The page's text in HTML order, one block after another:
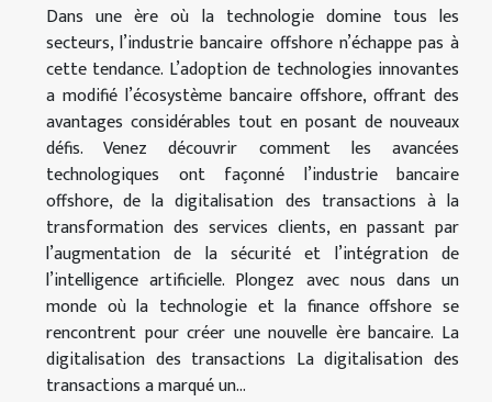
Dans une ère où la technologie domine tous les
secteurs, l’industrie bancaire offshore n’échappe pas à
cette tendance. L’adoption de technologies innovantes
a modifié l’écosystème bancaire offshore, offrant des
avantages considérables tout en posant de nouveaux
défis. Venez découvrir comment les avancées
technologiques ont façonné l’industrie bancaire
offshore, de la digitalisation des transactions à la
transformation des services clients, en passant par
l’augmentation de la sécurité et l’intégration de
l’intelligence artificielle. Plongez avec nous dans un
monde où la technologie et la finance offshore se
rencontrent pour créer une nouvelle ère bancaire. La
digitalisation des transactions La digitalisation des
transactions a marqué un...